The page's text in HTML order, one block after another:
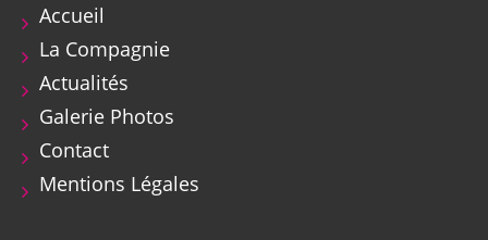
Accueil
La Compagnie
Actualités
Galerie Photos
Contact
Mentions Légales